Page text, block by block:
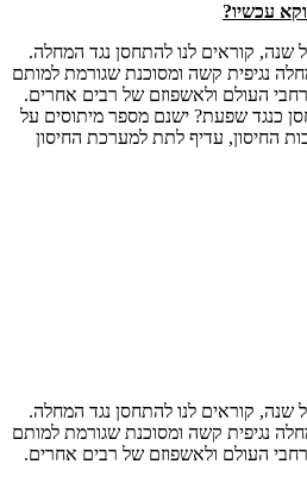
עכשיו?
שנה, קוראים לנו להתחסן נגד המחלה.
נגיפית קשה ומסוכנת שגורמת למותם
העולם ולאשפוזם של רבים אחרים.
כנגד שפעת? ישנם מספר מיתוסים על
החיסון, עדיף לתת למערכת החיסון
שנה, קוראים לנו להתחסן נגד המחלה.
נגיפית קשה ומסוכנת שגורמת למותם
העולם ולאשפוזם של רבים אחרים.